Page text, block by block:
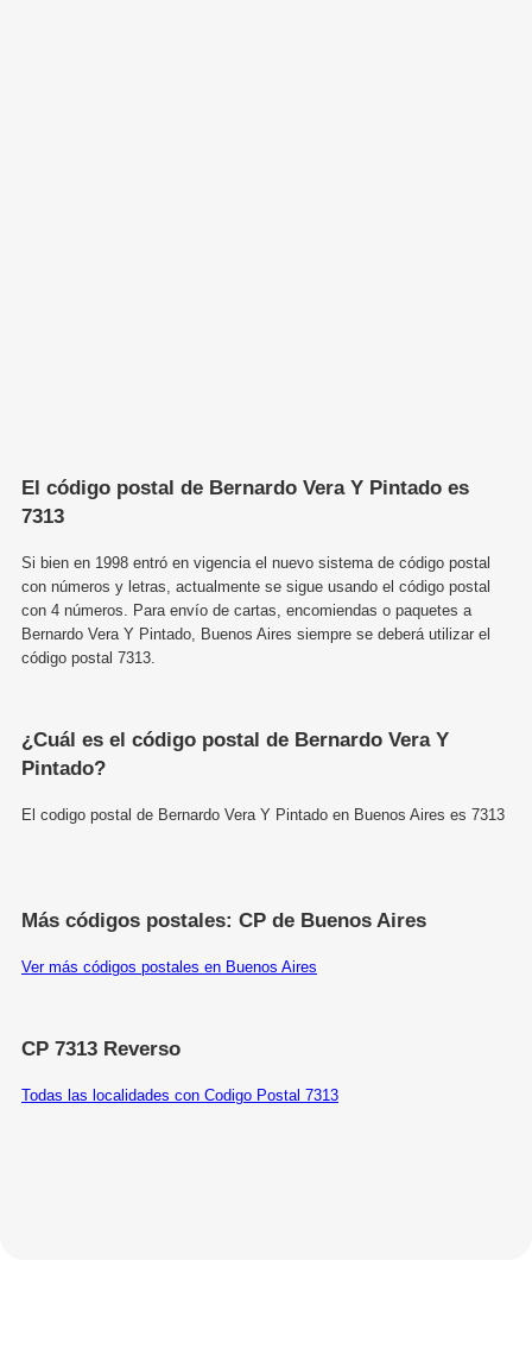
El código postal de Bernardo Vera Y Pintado es
7313
Si bien en 1998 entró en vigencia el nuevo sistema de código postal
con números y letras, actualmente se sigue usando el código postal
con 4 números. Para envío de cartas, encomiendas o paquetes a
Bernardo Vera Y Pintado, Buenos Aires siempre se deberá utilizar el
código postal 7313.
¿Cuál es el código postal de Bernardo Vera Y
Pintado?
El codigo postal de Bernardo Vera Y Pintado en Buenos Aires es 7313
Más códigos postales: CP de Buenos Aires
Ver más códigos postales en Buenos Aires
CP 7313 Reverso
Todas las localidades con Codigo Postal 7313